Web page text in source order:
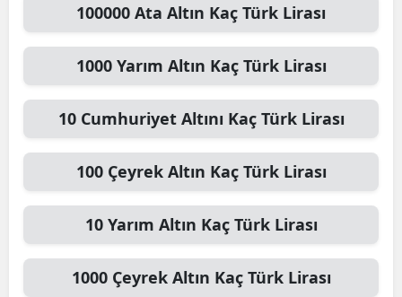
100000 Ata Altın Kaç Türk Lirası
1000 Yarım Altın Kaç Türk Lirası
10 Cumhuriyet Altını Kaç Türk Lirası
100 Çeyrek Altın Kaç Türk Lirası
10 Yarım Altın Kaç Türk Lirası
1000 Çeyrek Altın Kaç Türk Lirası